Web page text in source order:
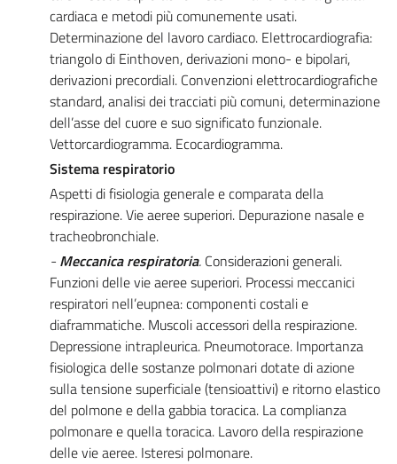
cardiaca e metodi più comunemente usati.
Determinazione del lavoro cardiaco. Elettrocardiografia:
triangolo di Einthoven, derivazioni mono- e bipolari,
derivazioni precordiali. Convenzioni elettrocardiografiche
standard, analisi dei tracciati più comuni, determinazione
dell’asse del cuore e suo significato funzionale.
Vettorcardiogramma. Ecocardiogramma.
Sistema respiratorio
Aspetti di fisiologia generale e comparata della
respirazione. Vie aeree superiori. Depurazione nasale e
tracheobronchiale.
- Meccanica respiratoria. Considerazioni generali.
Funzioni delle vie aeree superiori. Processi meccanici
respiratori nell’eupnea: componenti costali e
diaframmatiche. Muscoli accessori della respirazione.
Depressione intrapleurica. Pneumotorace. Importanza
fisiologica delle sostanze polmonari dotate di azione
sulla tensione superficiale (tensioattivi) e ritorno elastico
del polmone e della gabbia toracica. La complianza
polmonare e quella toracica. Lavoro della respirazione
delle vie aeree. Isteresi polmonare.